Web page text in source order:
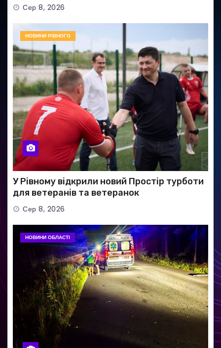
Сер 8, 2026
НОВИНИ РІВНОГО
У Рівному відкрили новий Простір турботи
для ветеранів та ветеранок
Сер 8, 2026
НОВИНИ ОБЛАСТІ